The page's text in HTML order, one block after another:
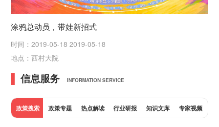
涂鸦总动员，带娃新招式
时间：2019-05-18 2019-05-18
地点：西村大院
信息服务 INFORMATION SERVICE
政策搜索 政策专题 热点解读 行业研报 知识文库 专家视频